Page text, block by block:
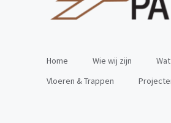
Home Wie wij zijn
Vloeren & Trappen